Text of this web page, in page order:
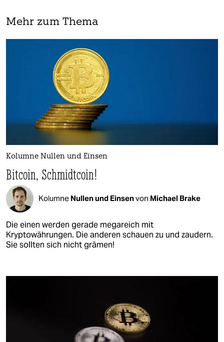
Mehr zum Thema
Kolumne Nullen und Einsen
Bitcoin, Schmidtcoin!
Kolumne Nullen und Einsenvon Michael Brake
Die einen werden gerade megareich mit
Kryptowährungen. Die anderen schauen zu und zaudern.
Sie sollten sich nicht grämen!